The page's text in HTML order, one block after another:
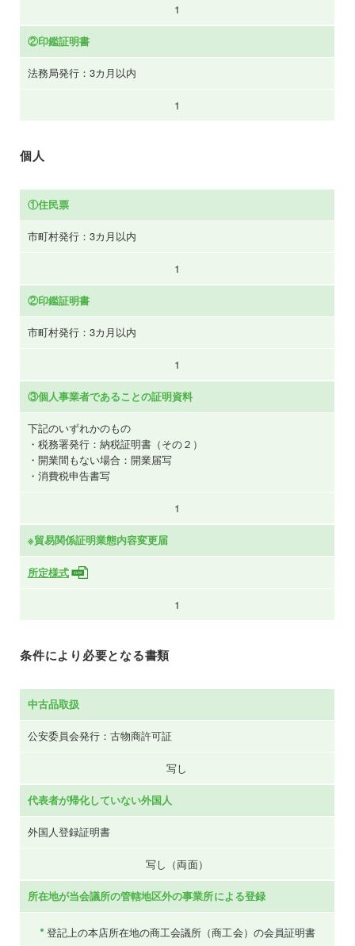
1
②印鑑証明書
法務局発行：3カ月以内
1
個人
①住民票
市町村発行：3カ月以内
1
②印鑑証明書
市町村発行：3カ月以内
1
③個人事業者であることの証明資料
下記のいずれかのもの
・税務署発行：納税証明書（その２）
・開業間もない場合：開業届写
・消費税申告書写
1
※貿易関係証明業態内容変更届
所定様式
1
条件により必要となる書類
中古品取扱
公安委員会発行：古物商許可証
写し
代表者が帰化していない外国人
外国人登録証明書
写し（両面）
所在地が当会議所の管轄地区外の事業所による登録
登記上の本店所在地の商工会議所（商工会）の会員証明書